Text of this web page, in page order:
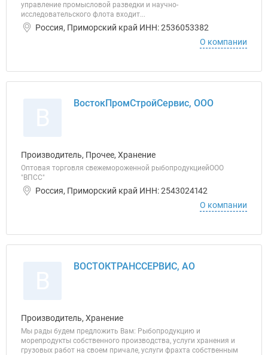
управление промысловой разведки и научно-
исследовательского флота входит...
Россия, Приморский край ИНН: 2536053382
О компании
ВостокПромСтройСервис, ООО
Производитель, Прочее, Хранение
Оптовая торговля свежемороженной рыбопродукциейООО
"ВПСС"
Россия, Приморский край ИНН: 2543024142
О компании
ВОСТОКТРАНССЕРВИС, АО
Производитель, Хранение
Мы рады будем предложить Вам: Рыбопродукцию и
морепродукты собственного производства, услуги хранения и
грузовых работ на своем причале, услуги фрахта собственным